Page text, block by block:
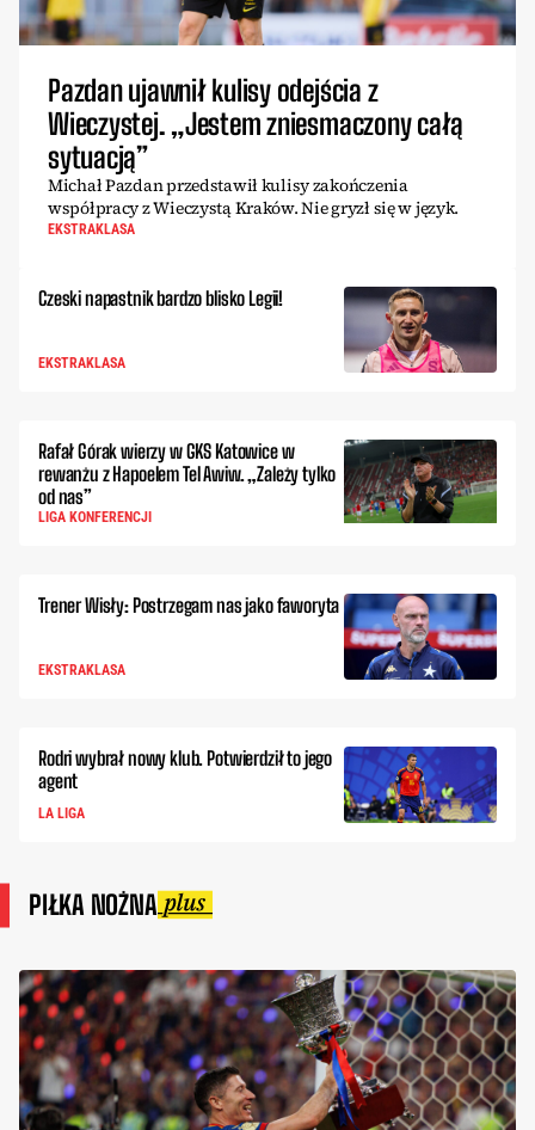
Pazdan ujawnił kulisy odejścia z
Wieczystej. „Jestem zniesmaczony całą
sytuacją”
Michał Pazdan przedstawił kulisy zakończenia
współpracy z Wieczystą Kraków. Nie gryzł się w język.
EKSTRAKLASA
Czeski napastnik bardzo blisko Legii!
EKSTRAKLASA
Rafał Górak wierzy w GKS Katowice w
rewanżu z Hapoelem Tel Awiw. „Zależy tylko
od nas”
LIGA KONFERENCJI
Trener Wisły: Postrzegam nas jako faworyta
EKSTRAKLASA
Rodri wybrał nowy klub. Potwierdził to jego
agent
LA LIGA
PIŁKA NOŻNA